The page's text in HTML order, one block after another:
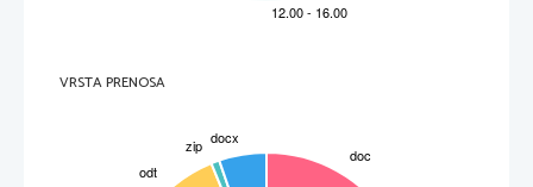
VRSTA PRENOSA